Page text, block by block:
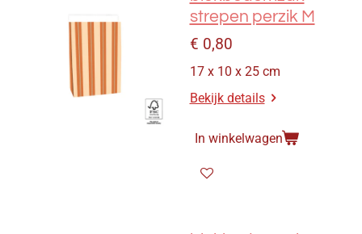
strepen perzik M
€ 0,80
17 x 10 x 25 cm
Bekijk details
In winkelwagen